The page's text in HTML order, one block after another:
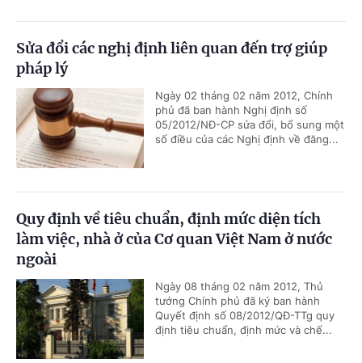
Sửa đổi các nghị định liên quan đến trợ giúp
pháp lý
Ngày 02 tháng 02 năm 2012, Chính
phủ đã ban hành Nghị định số
05/2012/NĐ-CP sửa đổi, bổ sung một
số điều của các Nghị định về đăng...
Quy định về tiêu chuẩn, định mức diện tích
làm việc, nhà ở của Cơ quan Việt Nam ở nước
ngoài
Ngày 08 tháng 02 năm 2012, Thủ
tướng Chính phủ đã ký ban hành
Quyết định số 08/2012/QĐ-TTg quy
định tiêu chuẩn, định mức và chế...